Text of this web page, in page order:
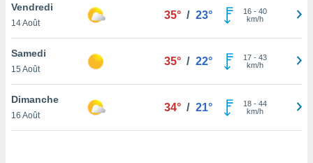
votre
à
en
le
Vendredi
14 Août
35° / 23° 16- 40
km/h
Samedi
15 Août
35° / 22° 17- 43
km/h
Dimanche
16 Août
34° / 21° 18- 44
km/h